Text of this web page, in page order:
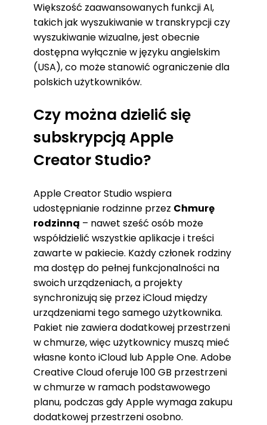
Większość zaawansowanych funkcji AI,
takich jak wyszukiwanie w transkrypcji czy
wyszukiwanie wizualne, jest obecnie
dostępna wyłącznie w języku angielskim
(USA), co może stanowić ograniczenie dla
polskich użytkowników.
Czy można dzielić się
subskrypcją Apple
Creator Studio?
Apple Creator Studio wspiera
udostępnianie rodzinne przez Chmurę
rodzinną – nawet sześć osób może
współdzielić wszystkie aplikacje i treści
zawarte w pakiecie. Każdy członek rodziny
ma dostęp do pełnej funkcjonalności na
swoich urządzeniach, a projekty
synchronizują się przez iCloud między
urządzeniami tego samego użytkownika.
Pakiet nie zawiera dodatkowej przestrzeni
w chmurze, więc użytkownicy muszą mieć
własne konto iCloud lub Apple One. Adobe
Creative Cloud oferuje 100 GB przestrzeni
w chmurze w ramach podstawowego
planu, podczas gdy Apple wymaga zakupu
dodatkowej przestrzeni osobno.